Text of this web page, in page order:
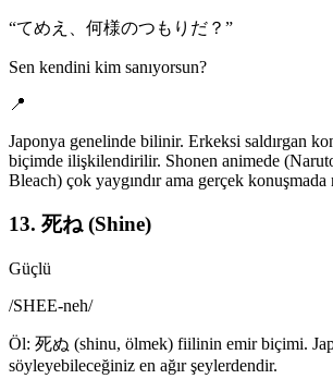
“てめえ、何様のつもりだ？ ”
Sen kendini kim sanıyorsun?
📍
Japonya genelinde bilinir. Erkeksi saldırgan
biçimde ilişkilendirilir. Shonen animede
Bleach) çok yaygındır ama gerçek konuşmada
13. 死ね (Shine)
Güçlü
/SHEE-neh/
Öl: 死ぬ (shinu, ölmek) fiilinin emir biçimi.
söyleyebileceğiniz en ağır şeylerdendir.